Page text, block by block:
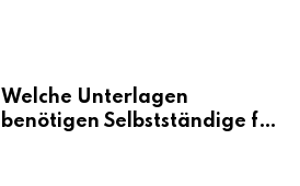
Welche Unterlagen
benötigen Selbstständige für